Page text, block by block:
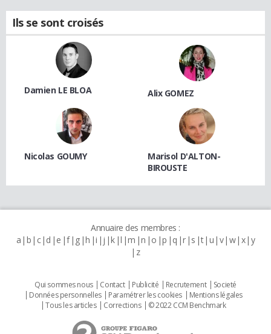
Ils se sont croisés
Damien LE BLOA Alix GOMEZ
Nicolas GOUMY
Marisol D'ALTON-
BIROUSTE
Annuaire des membres :
a b c d e f g h i j k l m n o p q r s t u v w x y
z
Qui sommes nous Contact Publicité Recrutement
Societé
Données personnelles
Paramétrer les cookies
Mentions légales
Tous les articles
Corrections © 2022 CCM Benchmark